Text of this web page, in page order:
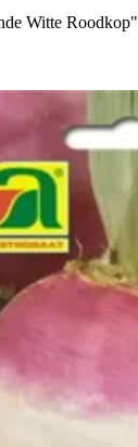
Witte Roodkop"